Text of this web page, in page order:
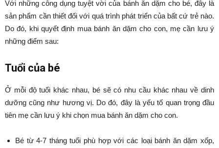
Với những công dụng tuyệt vời của bánh ăn dặm cho bé, đây là
sản phẩm cần thiết đối với quá trình phát triển của bất cứ trẻ nào.
Do đó, khi quyết định mua bánh ăn dặm cho con, mẹ cần lưu ý
những điểm sau:
Tuổi của bé
Ở mỗi độ tuổi khác nhau, bé sẽ có nhu cầu khác nhau về dinh
dưỡng cũng như hương vị. Do đó, đây là yếu tố quan trọng đầu
tiên mẹ cần lưu ý khi chọn mua bánh ăn dặm cho con.
Bé từ 4-7 tháng tuổi phù hợp với các loại bánh ăn dặm xốp,